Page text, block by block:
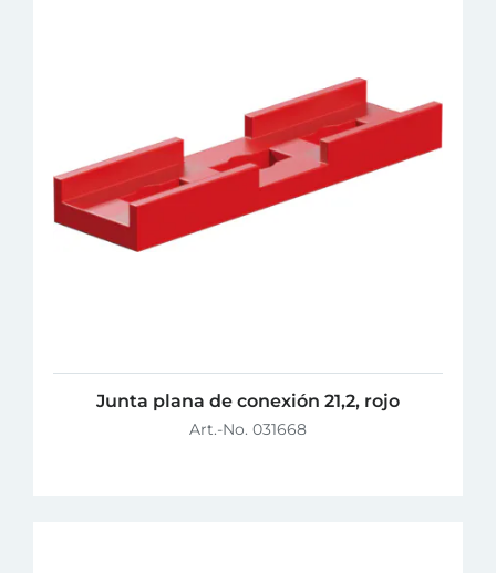
Junta plana de conexión 21,2, rojo
Art.-No. 031668